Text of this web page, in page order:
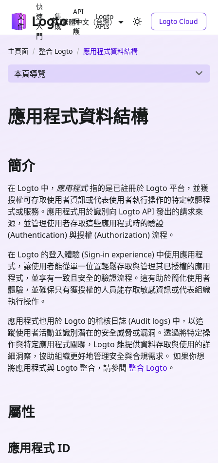
文
件
快
速
入
門
集
成
API
保
護
Logto
APIs
繁體中文（台灣） Logto Cloud
主頁面 整合 Logto 應用程式資料結構
本頁導覽
應用程式資料結構
簡介
在 Logto 中， 應用程式指的是已註冊於 Logto 平台，並獲
授權可存取使用者資訊或代表使用者執行操作的特定軟體程
式或服務。應用程式用於識別向 Logto API 發出的請求來
源，並管理使用者存取這些應用程式時的驗證
(Authentication) 與授權 (Authorization) 流程。
在 Logto 的登入體驗 (Sign-in experience) 中使用應用程
式，讓使用者能從單一位置輕鬆存取與管理其已授權的應用
程式，並享有一致且安全的驗證流程。這有助於簡化使用者
體驗，並確保只有獲授權的人員能存取敏感資訊或代表組織
執行操作。
應用程式也用於 Logto 的稽核日誌 (Audit logs) 中，以追
蹤使用者活動並識別潛在的安全威脅或漏洞。透過將特定操
作與特定應用程式關聯，Logto 能提供資料存取與使用的詳
細洞察，協助組織更好地管理安全與合規需求。 如果你想
將應用程式與 Logto 整合，請參閱 整合 Logto 。
屬性
應用程式 ID